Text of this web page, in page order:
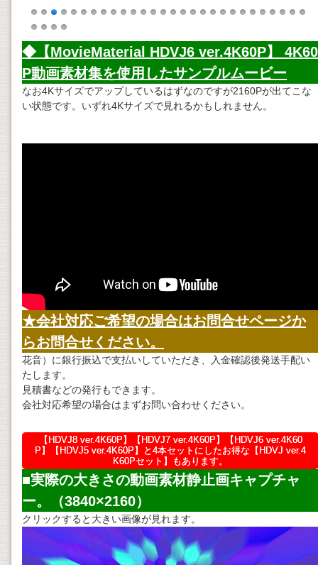
◆【MovieMaterial HDVJ6 ver.4K60P】 4K60
P動画素材集を使用したサンプルムービー
なお4Kサイズでアップしているはずなのですが2160Pが出てこな
い状態です。いずれ4Kサイズで見れるかもしれません。
★会社対応ご希望の場合はお問合せページか
らお問合せください。
花音）に銀行振込で支払いしていただき、入金確認後発送手配い
たします。
見積書などの発行もできます。
会社対応希望の場合はまずお問い合わせください。
【HDVJ8 ver.4K60P】【HDVJ7 ver.4K60P】【HDVJ6 ver.4K60
P】【HDVJ5 ver.4K60P】と4本セットにしたお得な【HDVJ ver.4
K60Pセット】もあります。
■実際の大きさの動画素材静止画キャプチャ
ー。（3840×2160）
クリックすると大きい画像が見れます。